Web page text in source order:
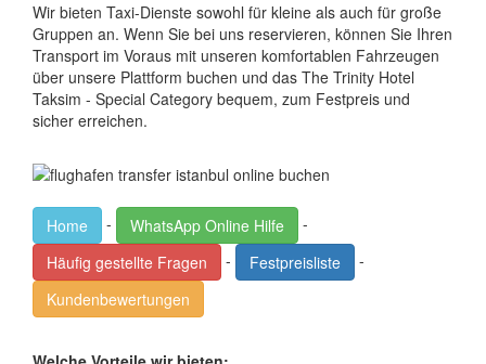
Wir bieten Taxi-Dienste sowohl für kleine als auch für große
Gruppen an. Wenn Sie bei uns reservieren, können Sie Ihren
Transport im Voraus mit unseren komfortablen Fahrzeugen
über unsere Plattform buchen und das The Trinity Hotel
Taksim - Special Category bequem, zum Festpreis und
sicher erreichen.
Home - WhatsApp Online Hilfe
-
Häufig gestellte Fragen
- Festpreisliste
-
Kundenbewertungen